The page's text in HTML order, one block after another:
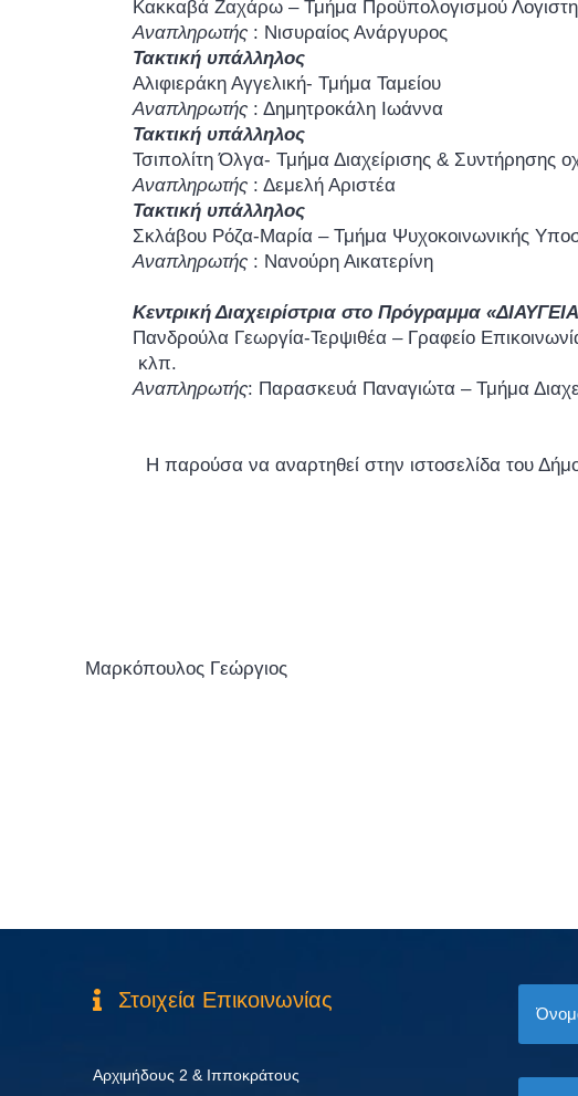
Κακκαβά Ζαχάρω – Τμήμα Προϋπολογισμού
Αναπληρωτής : Νισυραίος Ανάργυρος
Τακτική υπάλληλος
Αλιφιεράκη Αγγελική- Τμήμα Ταμείου
Αναπληρωτής : Δημητροκάλη Ιωάννα
Τακτική υπάλληλος
Τσιπολίτη Όλγα- Τμήμα Διαχείρισης & Συντήρησης
Αναπληρωτής : Δεμελή Αριστέα
Τακτική υπάλληλος
Σκλάβου Ρόζα-Μαρία – Τμήμα Ψυχοκοινωνικής
Αναπληρωτής : Νανούρη Αικατερίνη
Κεντρική Διαχειρίστρια στο Πρόγραμμα
Πανδρούλα Γεωργία-Τερψιθέα – Γραφείο
κλπ.
Αναπληρωτής: Παρασκευά Παναγιώτα – Τμήμα
Η παρούσα να αναρτηθεί στην ιστοσελίδα του
Ο
Μαρκόπουλος Γεώργιος
Στοιχεία Επικοινωνίας
Αρχιμήδους 2 & Ιπποκράτους